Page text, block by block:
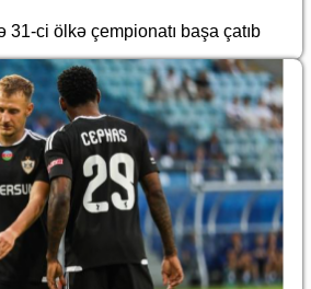
31-ci ölkə çempionatı başa çatıb